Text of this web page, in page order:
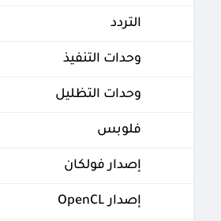
التردد
وحدات التنفيذ
وحدات التظليل
فلوبس
إصدار فولكان
إصدار OpenCL